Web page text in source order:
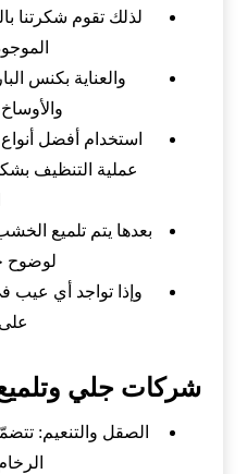
لذلك تقوم شكرتنا
والعناية بكنس
استخدام أفضل
عملية التنظيف
بعدها يتم تلميع
لوضوح
وإذا تواجد أي عيب
شركات جلي
الصقل والتنعيم: